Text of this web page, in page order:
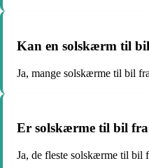
Kan en solskærm til
Ja, mange solskærme til bil
Er solskærme til bil fra
Ja, de fleste solskærme til bil